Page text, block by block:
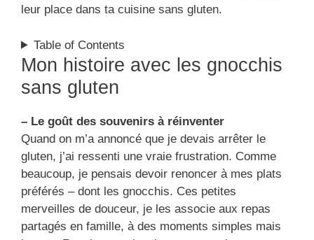
leur place dans ta cuisine sans gluten.
Table of Contents
Mon histoire avec les gnocchis
sans gluten
– Le goût des souvenirs à réinventer
Quand on m’a annoncé que je devais arrêter le
gluten, j’ai ressenti une vraie frustration. Comme
beaucoup, je pensais devoir renoncer à mes plats
préférés – dont les gnocchis. Ces petites
merveilles de douceur, je les associe aux repas
partagés en famille, à des moments simples mais